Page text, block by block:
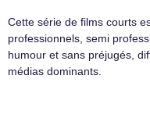
Cette série de films courts
professionnels, semi
humour et sans préjugés,
médias dominants.